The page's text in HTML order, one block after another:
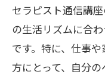
ンスキル
自宅学習を活
セラピスト通信講
の生活リズムに合
です。特に、仕事
方にとって、自分